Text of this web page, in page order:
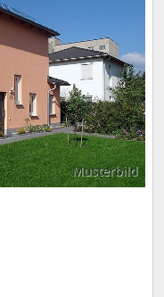
Musterbild